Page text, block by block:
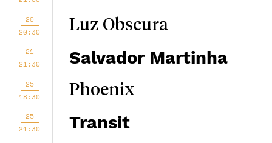
20
20:30
Luz Obscura
21
21:30
Salvador Martinha
25
18:30
Phoenix
25
21:30
Transit